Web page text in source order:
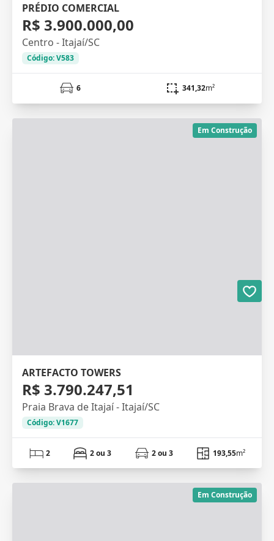
PRÉDIO COMERCIAL
R$ 3.900.000,00
Centro - Itajaí/SC
Código: V583
6 341,32m²
Em Construção
ARTEFACTO TOWERS
R$ 3.790.247,51
Praia Brava de Itajaí - Itajaí/SC
Código: V1677
2 2 ou 3 2 ou 3 193,55m²
Em Construção